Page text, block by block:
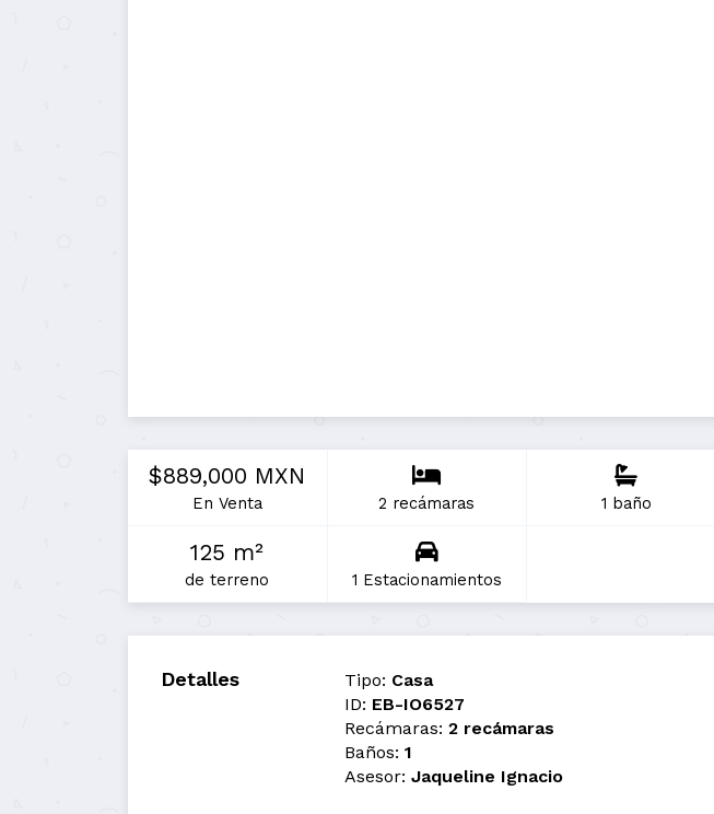
$889,000 MXN
En Venta 2 recámaras 1 baño
125 m²
de terreno 1 Estacionamientos
Detalles Tipo: Casa
ID: EB-IO6527
Recámaras: 2 recámaras
Baños: 1
Asesor: Jaqueline Ignacio